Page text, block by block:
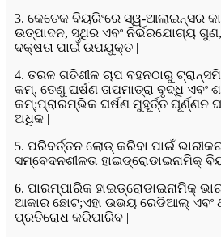
3. କେତେକ ବିୟରିଂରେ ସ୍ୱ-ଆଲାଇନ୍ସର
ଉତ୍ପାଦନ, ସ୍ଥିର ଏବଂ ନିର୍ଭରଯୋଗ୍ୟ
ଦକ୍ଷତା ପାଇଁ ଉପଯୁକ୍ତ |
4. ତରଳ ଗତିଶୀଳ ଚାପ ବହନଠାରୁ
କମ୍, ତେଣୁ ଘର୍ଷଣ ତାପମାତ୍ରା ବୃଦ୍ଧି ଏବଂ
କମ୍;ପ୍ରାରମ୍ଭିକ ଘର୍ଷଣ ମୁହୂର୍ତ୍ତ ଘୂର୍ଣ୍ଣନ
ଅଧିକ |
5. ପରିବର୍ତ୍ତନ ଲୋଡ୍ କରିବା ପାଇଁ
ସମ୍ବେଦନଶୀଳତା ହାଇଡ୍ରୋଡାଇନାମିକ୍
6. ପାରମ୍ପାରିକ ହାଇଡ୍ରୋଡାଇନାମିକ୍
ଆକାର ଛୋଟ;ଏହା ଉଭୟ ରେଡିଆଲ୍ ଏବଂ
ପ୍ରତିରୋଧ କରିପାରିବ |